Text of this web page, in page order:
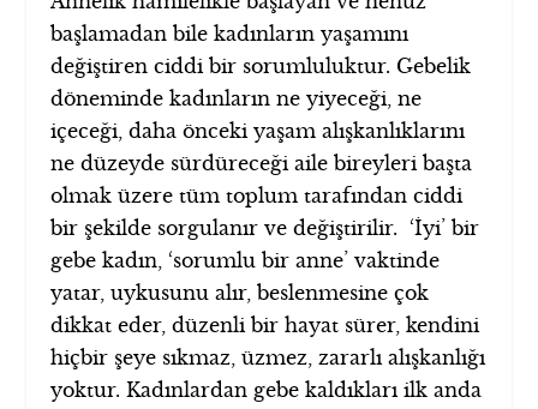
başlamadan bile kadınların yaşamını
değiştiren ciddi bir sorumluluktur. Gebelik
döneminde kadınların ne yiyeceği, ne
içeceği, daha önceki yaşam alışkanlıklarını
ne düzeyde sürdüreceği aile bireyleri başta
olmak üzere tüm toplum tarafından ciddi
bir şekilde sorgulanır ve değiştirilir. ‘İyi’ bir
gebe kadın, ‘sorumlu bir anne’ vaktinde
yatar, uykusunu alır, beslenmesine çok
dikkat eder, düzenli bir hayat sürer, kendini
hiçbir şeye sıkmaz, üzmez, zararlı alışkanlığı
yoktur. Kadınlardan gebe kaldıkları ilk anda